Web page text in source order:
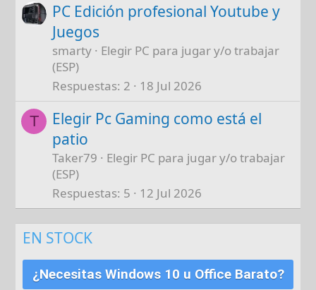
PC Edición profesional Youtube y
Juegos
smarty
Elegir PC para jugar y/o trabajar
(ESP)
Respuestas 2 18 Jul 2026
T
Elegir Pc Gaming como está el
patio
Taker79
Elegir PC para jugar y/o trabajar
(ESP)
Respuestas 5 12 Jul 2026
EN STOCK
¿Necesitas Windows 10 u Office Barato?